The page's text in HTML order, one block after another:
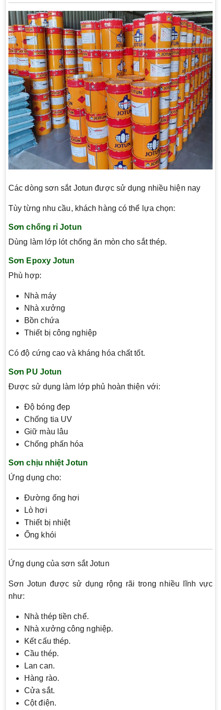
Các dòng sơn sắt Jotun được sử dụng nhiều hiện nay
Tùy từng nhu cầu, khách hàng có thể lựa chọn:
Sơn chống rỉ Jotun
Dùng làm lớp lót chống ăn mòn cho sắt thép.
Sơn Epoxy Jotun
Phù hợp:
Nhà máy
Nhà xưởng
Bồn chứa
Thiết bị công nghiệp
Có độ cứng cao và kháng hóa chất tốt.
Sơn PU Jotun
Được sử dụng làm lớp phủ hoàn thiện với:
Độ bóng đẹp
Chống tia UV
Giữ màu lâu
Chống phấn hóa
Sơn chịu nhiệt Jotun
Ứng dụng cho:
Đường ống hơi
Lò hơi
Thiết bị nhiệt
Ống khói
Ứng dụng của sơn sắt Jotun
Sơn Jotun được sử dụng rộng rãi trong nhiều lĩnh vực
như:
Nhà thép tiền chế.
Nhà xưởng công nghiệp.
Kết cấu thép.
Cầu thép.
Lan can.
Hàng rào.
Cửa sắt.
Cột điện.